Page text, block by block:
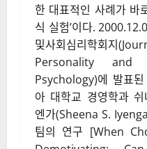
한 대표적인 사례가 바
식 실험’이다.
및사회심리학회지
Personality and
Psychology)에 발표된
아 대학교 경영학과 쉬
엔가(Sheena S.
팀의 연구 [When